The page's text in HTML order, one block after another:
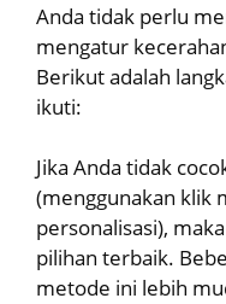
Anda tidak perlu
mengatur
Berikut adalah
ikuti:
Jika Anda tidak
(menggunakan klik
personalisasi),
pilihan terbaik.
metode ini lebih